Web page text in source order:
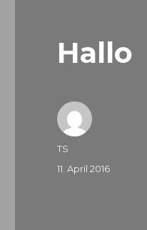
Hallo
Autor
TS
Veröffentlicht
11. April 2016